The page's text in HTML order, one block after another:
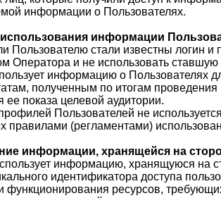
информации о Пользователях.
информации
Пользователю стали известны логин
Оператора и не использовать
информацию о Пользователях
полученным по итогам
показа целевой аудитории.
Пользователей не
правилами (регламентами)
информации, хранящейся на
информацию, хранящуюся на
идентификатора доступа
функционирования ресурсов,